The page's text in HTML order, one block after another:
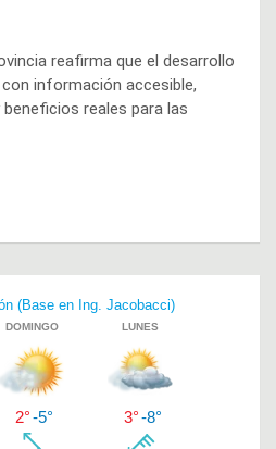
reafirma que el desarrollo
información accesible,
reales para las